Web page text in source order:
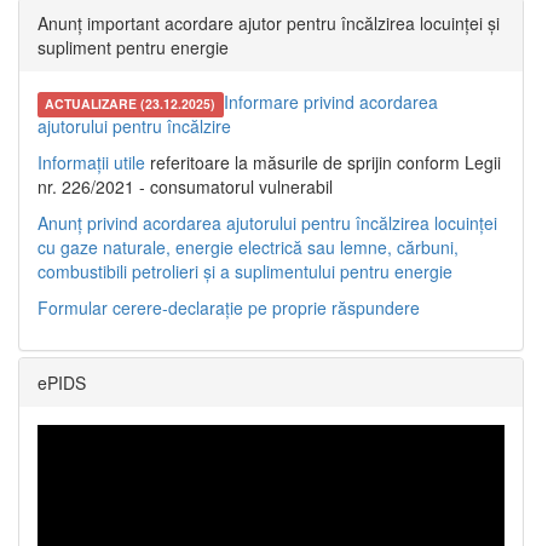
Anunț important acordare ajutor pentru încălzirea locuinței și
supliment pentru energie
ACTUALIZARE (23.12.2025) Informare privind acordarea
ajutorului pentru încălzire
Informații utile referitoare la măsurile de sprijin conform Legii
nr. 226/2021 - consumatorul vulnerabil
Anunț privind acordarea ajutorului pentru încălzirea locuinței
cu gaze naturale, energie electrică sau lemne, cărbuni,
combustibili petrolieri și a suplimentului pentru energie
Formular cerere-declarație pe proprie răspundere
ePIDS